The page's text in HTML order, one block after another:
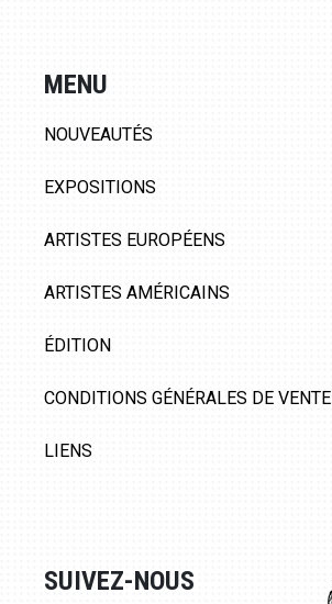
MENU
NOUVEAUTÉS
EXPOSITIONS
ARTISTES EUROPÉENS
ARTISTES AMÉRICAINS
ÉDITION
CONDITIONS GÉNÉRALES DE VENTE
LIENS
SUIVEZ-NOUS